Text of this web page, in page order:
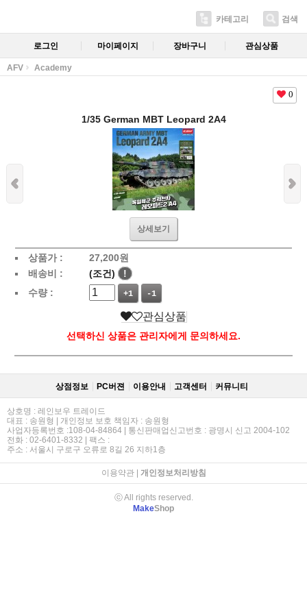
카테고리 검색
로그인 마이페이지 장바구니 관심상품
AFV Academy
0
1/35 German MBT Leopard 2A4
상세보기
상품가 : 27,200원
배송비 :
(조건)
!
수량 :
+1 -1
관심상품
선택하신 상품은 관리자에게 문의하세요.
상점정보 PC버젼 이용안내 고객센터 커뮤니티
상호명 : 레인보우 트레이드
대표 : 송원형 | 개인정보 보호 책임자 : 송원형
사업자등록번호 :108-04-84864 | 통신판매업신고번호 : 광명시 신고 2004-102
전화 : 02-6401-8332 | 팩스 :
주소 : 서울시 구로구 오류로 8길 26 지하1층
이용약관| 개인정보처리방침
ⓒ All rights reserved.
MakeShop